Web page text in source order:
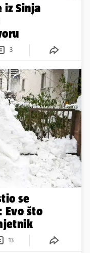
iz Sinja
3
se
Evo što
13